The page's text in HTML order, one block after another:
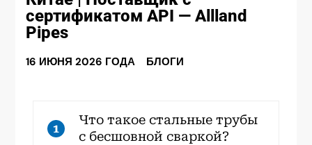
сертификатом API — Allland
Pipes
16 ИЮНЯ 2026 ГОДА БЛОГИ
1
Что такое стальные трубы
с бесшовной сваркой?